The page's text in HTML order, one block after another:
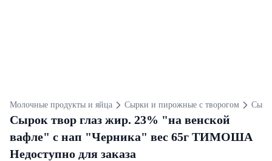
Молочные продукты и яйца Сырки и пирожные с творогом
Сырок твор глаз жир. 23% "на венской
вафле" с нап "Черника" вес 65г ТИМОША
Недоступно для заказа